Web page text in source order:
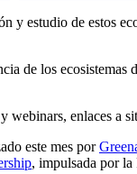
estudio de estos
de los
webinars, enlaces a
este mes por
, impulsada por